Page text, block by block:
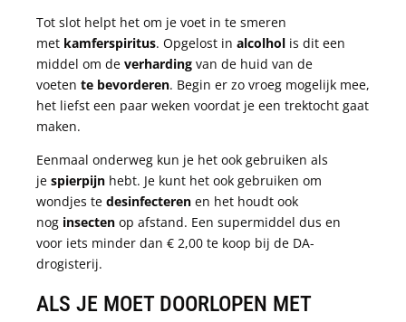
Tot slot helpt het om je voet in te smeren
met kamferspiritus. Opgelost in alcolhol is dit een
middel om de verharding van de huid van de
voeten te bevorderen. Begin er zo vroeg mogelijk mee,
het liefst een paar weken voordat je een trektocht gaat
maken.
Eenmaal onderweg kun je het ook gebruiken als
je spierpijn hebt. Je kunt het ook gebruiken om
wondjes te desinfecteren en het houdt ook
nog insecten op afstand. Een supermiddel dus en
voor iets minder dan € 2,00 te koop bij de DA-
drogisterij.
ALS JE MOET DOORLOPEN MET